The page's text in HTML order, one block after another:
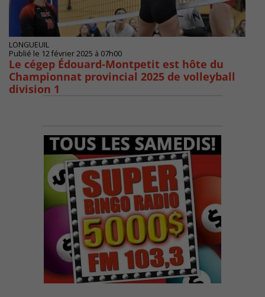
LONGUEUIL
Publié le 12 février 2025 à 07h00
Le cégep Édouard-Montpetit est hôte du
Championnat provincial 2025 de volleyball
division 1